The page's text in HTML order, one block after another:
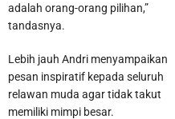
adalah orang-orang pilihan,”
tandasnya.
Lebih jauh Andri menyampaikan
pesan inspiratif kepada seluruh
relawan muda agar tidak takut
memiliki mimpi besar.